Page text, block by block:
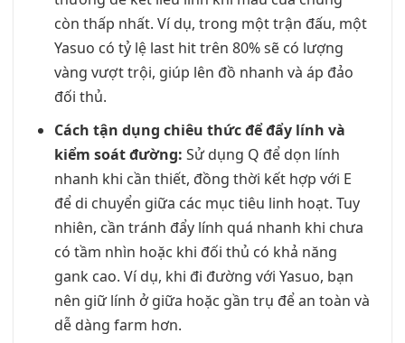
còn thấp nhất. Ví dụ, trong một trận đấu, một
Yasuo có tỷ lệ last hit trên 80% sẽ có lượng
vàng vượt trội, giúp lên đồ nhanh và áp đảo
đối thủ.
Cách tận dụng chiêu thức để đẩy lính và
kiểm soát đường: Sử dụng Q để dọn lính
nhanh khi cần thiết, đồng thời kết hợp với E
để di chuyển giữa các mục tiêu linh hoạt. Tuy
nhiên, cần tránh đẩy lính quá nhanh khi chưa
có tầm nhìn hoặc khi đối thủ có khả năng
gank cao. Ví dụ, khi đi đường với Yasuo, bạn
nên giữ lính ở giữa hoặc gần trụ để an toàn và
dễ dàng farm hơn.